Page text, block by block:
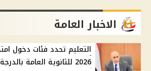
الاخبار العامة
التعليم تحدد فئات دخول
2026 للثانوية العامة